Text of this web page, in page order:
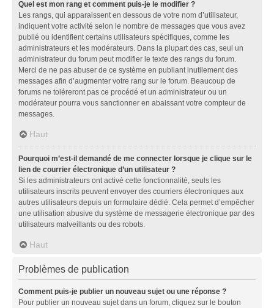
Quel est mon rang et comment puis-je le modifier ?
Les rangs, qui apparaissent en dessous de votre nom d’utilisateur,
indiquent votre activité selon le nombre de messages que vous avez
publié ou identifient certains utilisateurs spécifiques, comme les
administrateurs et les modérateurs. Dans la plupart des cas, seul un
administrateur du forum peut modifier le texte des rangs du forum.
Merci de ne pas abuser de ce système en publiant inutilement des
messages afin d’augmenter votre rang sur le forum. Beaucoup de
forums ne toléreront pas ce procédé et un administrateur ou un
modérateur pourra vous sanctionner en abaissant votre compteur de
messages.
Haut
Pourquoi m’est-il demandé de me connecter lorsque je clique sur le
lien de courrier électronique d’un utilisateur ?
Si les administrateurs ont activé cette fonctionnalité, seuls les
utilisateurs inscrits peuvent envoyer des courriers électroniques aux
autres utilisateurs depuis un formulaire dédié. Cela permet d’empêcher
une utilisation abusive du système de messagerie électronique par des
utilisateurs malveillants ou des robots.
Haut
Problèmes de publication
Comment puis-je publier un nouveau sujet ou une réponse ?
Pour publier un nouveau sujet dans un forum, cliquez sur le bouton